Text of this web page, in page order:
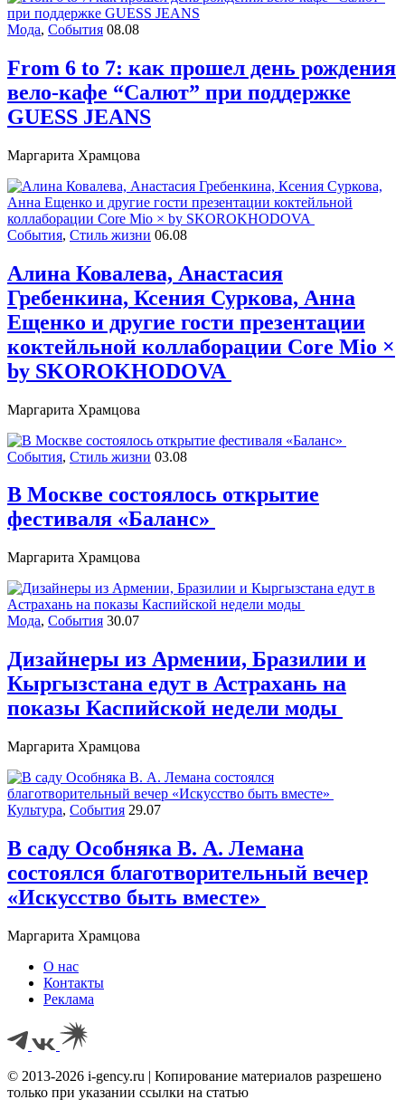
Мода, События 08.08
From 6 to 7: как прошел день рождения
вело-кафе “Салют” при поддержке
GUESS JEANS
Маргарита Храмцова
События, Стиль жизни 06.08
Алина Ковалева, Анастасия
Гребенкина, Ксения Суркова, Анна
Ещенко и другие гости презентации
коктейльной коллаборации Core Mio ×
by SKOROKHODOVA
Маргарита Храмцова
События, Стиль жизни 03.08
В Москве состоялось открытие
фестиваля «Баланс»
Маргарита Храмцова
Мода, События 30.07
Дизайнеры из Армении, Бразилии и
Кыргызстана едут в Астрахань на
показы Каспийской недели моды
Маргарита Храмцова
Культура, События 29.07
В саду Особняка В. А. Лемана
состоялся благотворительный вечер
«Искусство быть вместе»
Маргарита Храмцова
О нас
Контакты
Реклама
© 2013-2026 i-gency.ru | Копирование материалов разрешено
только при указании ссылки на статью